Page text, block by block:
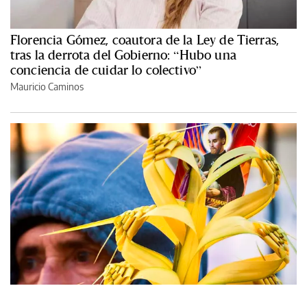
Florencia Gómez, coautora de la Ley de Tierras,
tras la derrota del Gobierno: “Hubo una
conciencia de cuidar lo colectivo”
Mauricio Caminos